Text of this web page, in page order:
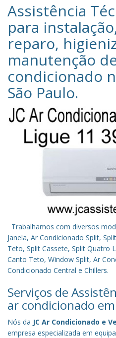
Assistência
para
reparo,
manutenção
condicionado
São Paulo.
Trabalhamos com diversos
Janela, Ar Condicionado Split,
Teto, Split Cassete, Split Quatro
Canto Teto, Window Split, Ar
Condicionado Central e Chillers.
Serviços de
ar condicionado
Nós da JC Ar Condicionado e
empresa especializada em